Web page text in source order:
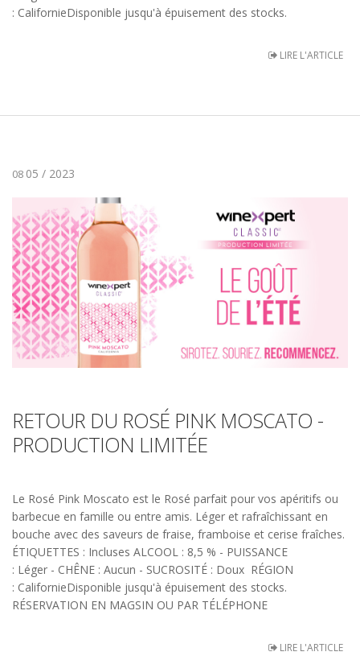
: CalifornieDisponible jusqu'à épuisement des stocks.
LIRE L'ARTICLE
08 05 / 2023
RETOUR DU ROSÉ PINK MOSCATO -
PRODUCTION LIMITÉE
Le Rosé Pink Moscato est le Rosé parfait pour vos apéritifs ou
barbecue en famille ou entre amis. Léger et rafraîchissant en
bouche avec des saveurs de fraise, framboise et cerise fraîches.
ÉTIQUETTES : Incluses ALCOOL : 8,5 % - PUISSANCE
: Léger - CHÊNE : Aucun - SUCROSITÉ : Doux RÉGION
: CalifornieDisponible jusqu'à épuisement des stocks.
RÉSERVATION EN MAGSIN OU PAR TÉLÉPHONE
LIRE L'ARTICLE